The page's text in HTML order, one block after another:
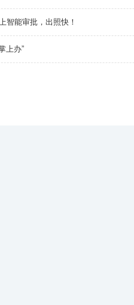
智能审批，出照快！
上办”